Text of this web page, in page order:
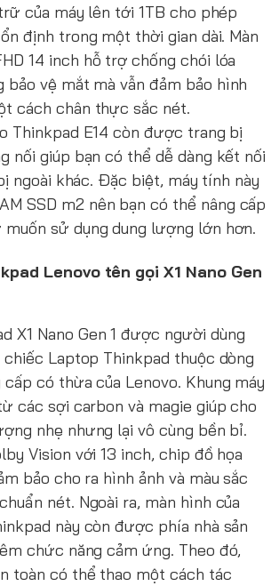
của máy lên tới 1TB cho phép
định trong một thời gian dài. Màn
14 inch hỗ trợ chống chói lóa
bảo vệ mắt mà vẫn đảm bảo hình
cách chân thực sắc nét.
Thinkpad E14 còn được trang bị
nối giúp bạn có thể dễ dàng kết nối
ngoài khác. Đặc biệt, máy tính này
SSD m2 nên bạn có thể nâng cấp
muốn sử dụng dung lượng lớn hơn.
Lenovo tên gọi X1 Nano Gen
X1 Nano Gen 1 được người dùng
Laptop Thinkpad thuộc dòng
có thừa của Lenovo. Khung máy
các sợi carbon và magie giúp cho
nhẹ nhưng lại vô cùng bền bỉ.
Vision với 13 inch, chip đồ họa
bảo cho ra hình ảnh và màu sắc
nét. Ngoài ra, màn hình của
này còn được phía nhà sản
chức năng cảm ứng. Theo đó,
toàn có thể thao một cách tác